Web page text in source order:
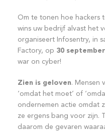
Om te tonen hoe hackers
wins uw bedrijf alvast het
organiseert Infosentry, in
Factory, op 30 september
war on cyber!
Zien is geloven. Mensen
‘omdat het moet’ of
ondernemen actie omdat
ze ergens bang voor zijn.
daarom de gevaren